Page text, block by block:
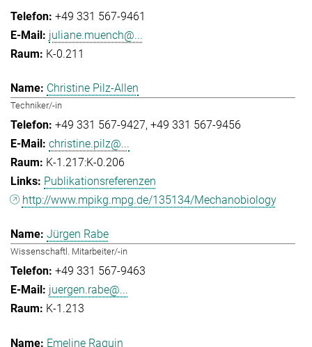
+49 331 567-9461
juliane.muench@...
K-0.211
Christine Pilz-Allen
Techniker/-in
+49 331 567-9427 +49 331 567-9456
christine.pilz@...
K-1.217:K-0.206
Publikationsreferenzen
http://www.mpikg.mpg.de/135134/Mechanobiology
Jürgen Rabe
Wissenschaftl. Mitarbeiter/-in
+49 331 567-9463
juergen.rabe@...
K-1.213
Emeline Raguin